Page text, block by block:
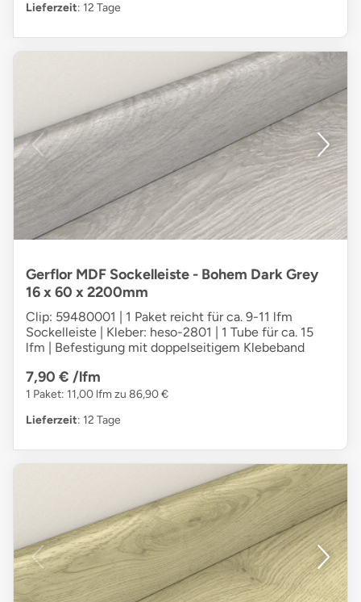
Lieferzeit: 12 Tage
Gerflor MDF Sockelleiste - Bohem Dark Grey
16 x 60 x 2200mm
Clip: 59480001 | 1 Paket reicht für ca. 9-11 lfm
Sockelleiste | Kleber: heso-2801 | 1 Tube für ca. 15
lfm | Befestigung mit doppelseitigem Klebeband
7,90 € /lfm
1 Paket: 11,00 lfm zu 86,90 €
Lieferzeit: 12 Tage